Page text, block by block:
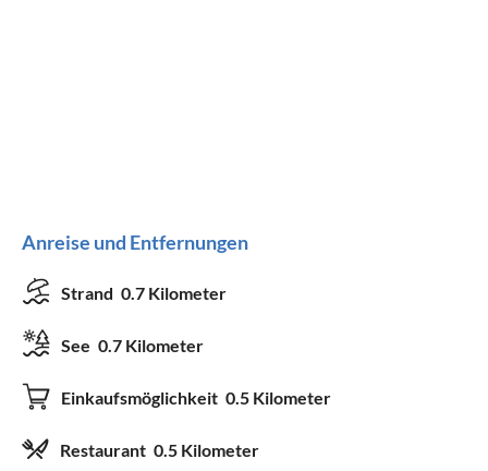
Anreise und Entfernungen
Strand 0.7 Kilometer
See 0.7 Kilometer
Einkaufsmöglichkeit 0.5 Kilometer
Restaurant 0.5 Kilometer